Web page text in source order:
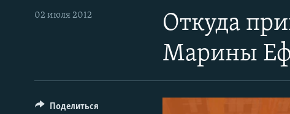
основному
Вернутся
ЦИТАТЫ СВОБОДЫ
IDEL.РЕАЛИИ
КАВКАЗ.РЕАЛИИ
Откуда
Марины
02 июля 2012
Поделиться